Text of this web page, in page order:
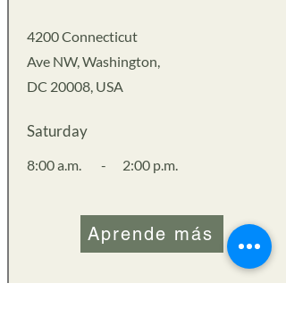
4200 Connecticut
Ave NW, Washington,
DC 20008, USA
Saturday
8:00 a.m. - 2:00 p.m.
Aprende más